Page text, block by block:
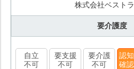
株式会社ベスト
要介護度
自立
不可
要支援
不可
要介護
不可
認
確